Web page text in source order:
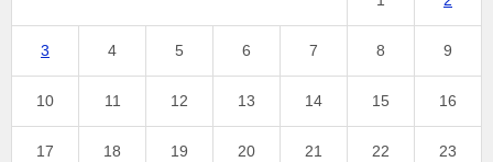
3 4 5 6 7 8 9
10 11 12 13 14 15 16
17 18 19 20 21 22 23